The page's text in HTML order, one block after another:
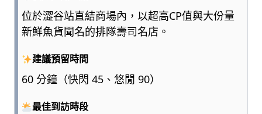
位於澀谷站直結商場內，以超高CP值與大份量
新鮮魚貨聞名的排隊壽司名店。
建議預留時間
60 分鐘（快閃 45、悠閒 90）
最佳到訪時段